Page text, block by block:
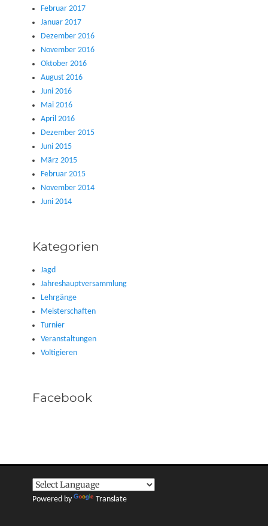
Februar 2017
Januar 2017
Dezember 2016
November 2016
Oktober 2016
August 2016
Juni 2016
Mai 2016
April 2016
Dezember 2015
Juni 2015
März 2015
Februar 2015
November 2014
Juni 2014
Kategorien
Jagd
Jahreshauptversammlung
Lehrgänge
Meisterschaften
Turnier
Veranstaltungen
Voltigieren
Facebook
Powered by Translate